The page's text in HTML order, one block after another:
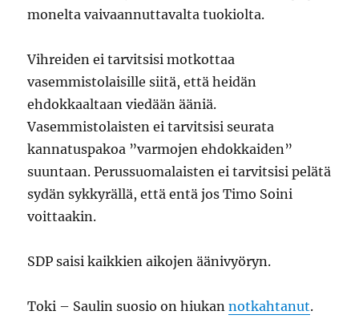
monelta vaivaannuttavalta tuokiolta.
Vihreiden ei tarvitsisi motkottaa
vasemmistolaisille siitä, että heidän
ehdokkaaltaan viedään ääniä.
Vasemmistolaisten ei tarvitsisi seurata
kannatuspakoa ”varmojen ehdokkaiden”
suuntaan. Perussuomalaisten ei tarvitsisi pelätä
sydän sykkyrällä, että entä jos Timo Soini
voittaakin.
SDP saisi kaikkien aikojen äänivyöryn.
Toki – Saulin suosio on hiukannotkahtanut.